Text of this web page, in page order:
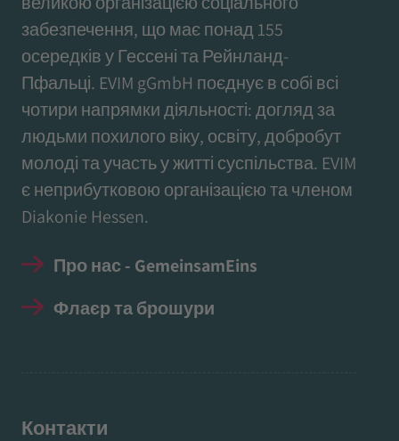
забезпечення, що має понад 155
осередків у Гессені та Рейнланд-
Пфальці. EVIM gGmbH поєднує в собі всі
чотири напрямки діяльності: догляд за
людьми похилого віку, освіту, добробут
молоді та участь у житті суспільства. EVIM
є неприбутковою організацією та членом
Diakonie Hessen.
Про нас - GemeinsamEins
Флаєр та брошури
Контакти